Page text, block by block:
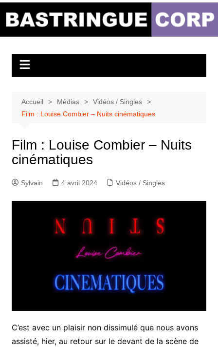
Bastringue Corp –
Musicales
Accueil Médias
Vidéos / Singles
Film : Louise Combier – Nuits cinématiques
Film : Louise Combier – Nuits
cinématiques
Sylvain 4 avril 2024 Vidéos / Singles
C’est avec un plaisir non dissimulé que nous avons
assisté, hier, au retour sur le devant de la scène de